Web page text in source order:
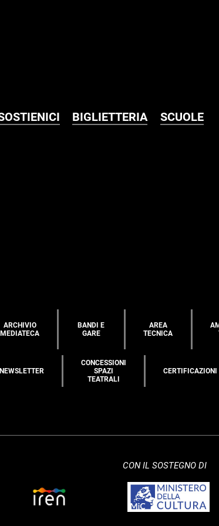
BIGLIETTERIA SCUOLE
ARCHIVIO
MEDIATECA
BANDI E
GARE
AREA
TECNICA
NEWSLETTER
CONCESSIONI
SPAZI
TEATRALI
CERTIFICAZIONI
CON IL SOSTEGNO DI